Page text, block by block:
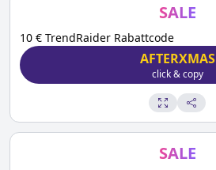
SALE
10 € TrendRaider Rabattcode
AFTERXMAS
click & copy
SALE